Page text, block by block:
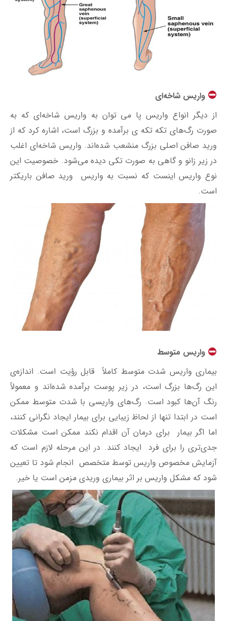
واریس شاخه‌ای
از دیگر انواع واریس پا می توان به واریس شاخه‌ای که به
صورت رگ‌های تکه‌ تکه‌ ی برآمده و بزرگ است، اشاره کرد که از
ورید صافن اصلی بزرگ منشعب شده‌اند. واریس شاخه‌ای اغلب
در زیر زانو و گاهی به صورت تکی دیده می‌شود. خصوصیت این
نوع واریس اینست که نسبت به واریس ورید صافن باریکتر
است.
واریس متوسط
بیماری واریس شدت متوسط کاملاً قابل‌ رؤیت است. اندازه‌ی
این رگ‌ها بزرگ است، در زیر پوست برآمده شده‌اند و معمولاً
رنگ آن‌ها کبود است. رگ‌های واریسی با شدت متوسط ممکن
است در ابتدا تنها از لحاظ زیبایی برای بیمار ایجاد نگرانی کنند،
اما اگر بیمار برای درمان آن اقدام نکند ممکن است مشکلات
جدی‌تری را برای فرد ایجاد کنند. در این مرحله لازم است که
آزمایش مخصوص واریس توسط متخصص انجام شود تا تعیین
شود که مشکل واریس بر اثر بیماری وریدی مزمن است یا خیر.